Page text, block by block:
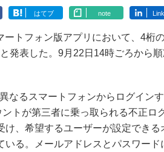
はてブ note
トフォン版アプリにおいて、4桁
発表した。9月22日14時ごろから
なるスマートフォンからログイン
トが第三者に乗っ取られる不正ロ
、希望するユーザーが設定できる
る。メールアドレスとパスワード